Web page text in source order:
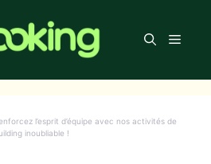
Menu
l’esprit d’équipe avec nos activités de
inoubliable !